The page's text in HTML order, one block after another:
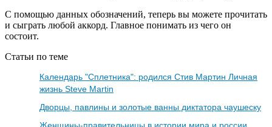
С помощью данных обозначений, теперь вы можете прочитать
и сыграть любой аккорд. Главное понимать из чего он
состоит.
Статьи по теме
Календарь "Сплетника": родился Стив Мартин Личная
жизнь Steve Martin
Дворцы, павлины и золотые ванны диктатора чаушеску